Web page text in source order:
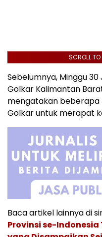
SCROLL TO
Sebelumnya, Minggu 30
Golkar Kalimantan
mengatakan beberapa
Golkar untuk merapat
Baca artikel lainnya di
Provinsi se-